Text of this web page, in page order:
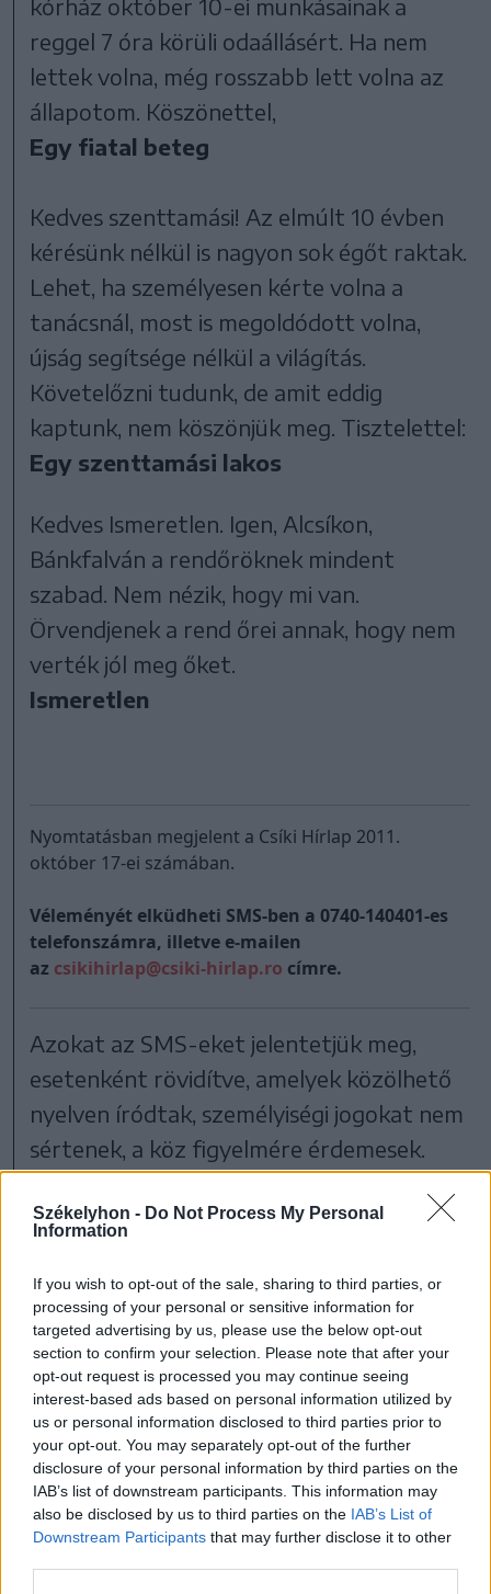
Székelyhon - Do Not Process My Personal
Information
If you wish to opt-out of the sale, sharing to third parties, or
processing of your personal or sensitive information for
targeted advertising by us, please use the below opt-out
section to confirm your selection. Please note that after your
opt-out request is processed you may continue seeing
interest-based ads based on personal information utilized by
us or personal information disclosed to third parties prior to
your opt-out. You may separately opt-out of the further
disclosure of your personal information by third parties on the
IAB’s list of downstream participants. This information may
also be disclosed by us to third parties on the IAB’s List of
Downstream Participants that may further disclose it to other
kórház október 10-ei munkásainak a
reggel 7 óra körüli odaállásért. Ha nem
lettek volna, még rosszabb lett volna az
állapotom. Köszönettel,
Egy fiatal beteg
Kedves szenttamási! Az elmúlt 10 évben
kérésünk nélkül is nagyon sok égőt raktak.
Lehet, ha személyesen kérte volna a
tanácsnál, most is megoldódott volna,
újság segítsége nélkül a világítás.
Követelőzni tudunk, de amit eddig
kaptunk, nem köszönjük meg. Tisztelettel:
Egy szenttamási lakos
Kedves Ismeretlen. Igen, Alcsíkon,
Bánkfalván a rendőröknek mindent
szabad. Nem nézik, hogy mi van.
Örvendjenek a rend őrei annak, hogy nem
verték jól meg őket.
Ismeretlen
Nyomtatásban megjelent a Csíki Hírlap 2011.
október 17-ei számában.
Véleményét elküdheti SMS-ben a0740-140401-es
telefonszámra, illetve e-mailen
az csikihirlap@csiki-hirlap.ro címre.
Azo­kat az SMS-eket je­len­tet­jük meg,
esetenként rövidítve, ame­lyek kö­zöl­he­tő
nyel­ven íród­tak, sze­mé­lyi­sé­gi jo­go­kat nem
sér­te­nek, a köz fi­gyel­mé­re ér­de­me­sek.
az üzenetek tar­tal­má­ért, a kül­dők te­le­
szóljon hozzá!